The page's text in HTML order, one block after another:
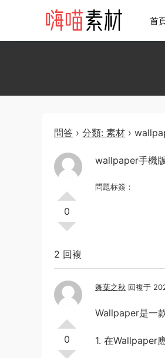
首
問答 › 分類: 素材 ›
0
wallpaper手機
問題标簽：
2 回複
0
舞葉之秋 回複于
Wallpaper是一
1. 在Wallpaper